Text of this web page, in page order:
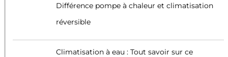
Différence pompe à chaleur et climatisation
réversible
Climatisation à eau : Tout savoir sur ce